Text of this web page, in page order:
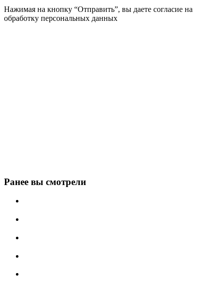
Нажимая на кнопку “Отправить”, вы даете согласие на
обработку персональных данных
Ранее вы смотрели